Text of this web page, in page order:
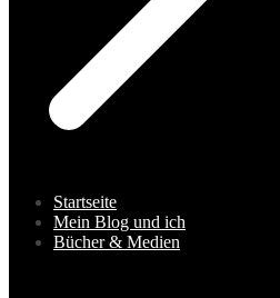
Startseite
Mein Blog und ich
Bücher & Medien